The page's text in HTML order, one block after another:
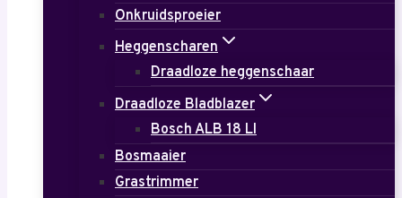
Onkruidsproeier
Heggenscharen
Draadloze heggenschaar
Draadloze Bladblazer
Bosch ALB 18 LI
Bosmaaier
Grastrimmer